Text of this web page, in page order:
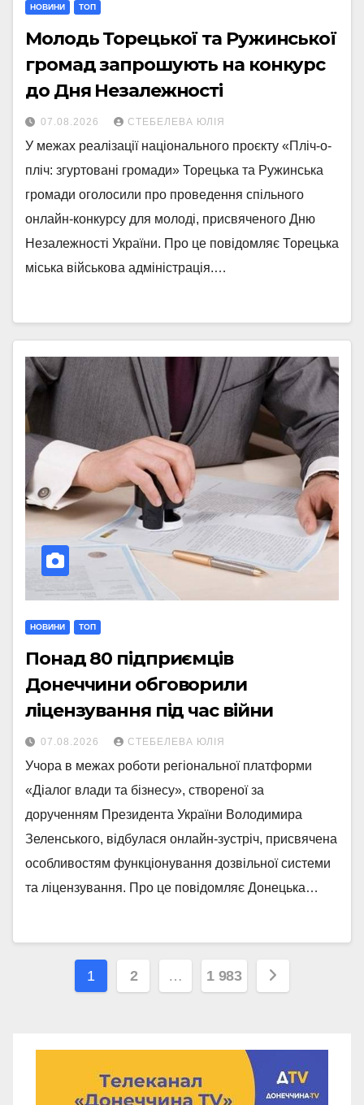
НОВИНИ ТОП
Молодь Торецької та Ружинської
громад запрошують на конкурс
до Дня Незалежності
07.08.2026 СТЕБЕЛЕВА ЮЛІЯ
У межах реалізації національного проєкту «Пліч-о-
пліч: згуртовані громади» Торецька та Ружинська
громади оголосили про проведення спільного
онлайн-конкурсу для молоді, присвяченого Дню
Незалежності України. Про це повідомляє Торецька
міська військова адміністрація.…
НОВИНИ ТОП
Понад 80 підприємців
Донеччини обговорили
ліцензування під час війни
07.08.2026 СТЕБЕЛЕВА ЮЛІЯ
Учора в межах роботи регіональної платформи
«Діалог влади та бізнесу», створеної за
дорученням Президента України Володимира
Зеленського, відбулася онлайн-зустріч, присвячена
особливостям функціонування дозвільної системи
та ліцензування. Про це повідомляє Донецька…
Навігація
1 2 … 1 983